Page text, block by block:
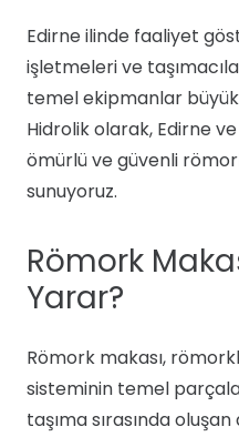
Edirne ilinde faaliyet
işletmeleri ve
temel ekipmanlar büyük
Hidrolik olarak, Edirne
ömürlü ve güvenli
sunuyoruz.
Römork
Yarar?
Römork makası,
sisteminin temel
taşıma sırasında